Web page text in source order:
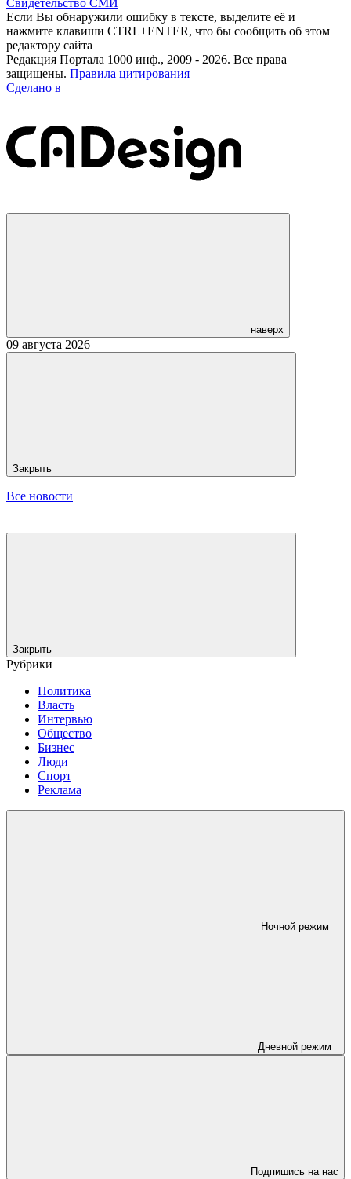
Если Вы обнаружили ошибку в тексте, выделите её и
нажмите клавиши CTRL+ENTER, что бы сообщить об этом
редактору сайта
Редакция Портала 1000 инф., 2009 - 2026. Все права
защищены. Правила цитирования
Сделано в
наверх
09 августа 2026
Закрыть
Все новости
Закрыть
Рубрики
Политика
Власть
Интервью
Общество
Бизнес
Люди
Спорт
Реклама
Ночной режим
Дневной режим
Подпишись на нас